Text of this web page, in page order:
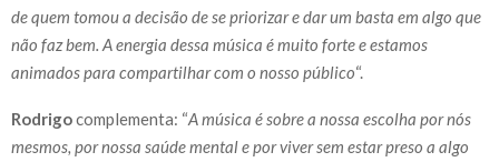
de quem tomou a decisão de se priorizar e dar um basta em algo que
não faz bem. A energia dessa música é muito forte e estamos
animados para compartilhar com o nosso público“.
Rodrigocomplementa: “A música é sobre a nossa escolha por nós
mesmos, por nossa saúde mental e por viver sem estar preso a algo